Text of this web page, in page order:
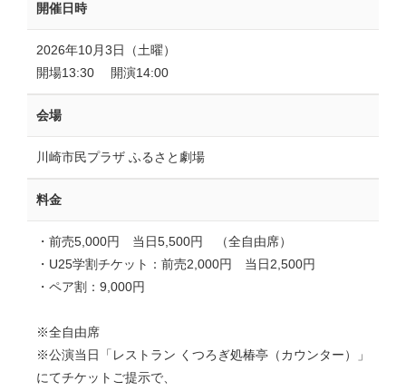
開催日時
2026年10月3日（土曜）
開場13:30 開演14:00
会場
川崎市民プラザ ふるさと劇場
料金
・前売5,000円 当日5,500円 （全自由席）
・U25学割チケット：前売2,000円 当日2,500円
・ペア割：9,000円
※全自由席
※公演当日「レストラン くつろぎ処椿亭（カウンター）」
にてチケットご提示で、